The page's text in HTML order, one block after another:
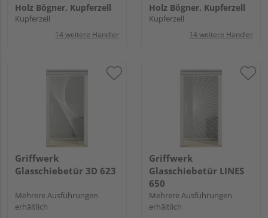
Holz Bögner, Kupferzell
Kupferzell
14 weitere Händler
Holz Bögner, Kupferzell
Kupferzell
14 weitere Händler
Griffwerk
Glasschiebetür 3D 623
Mehrere Ausführungen
erhältlich
Griffwerk
Glasschiebetür LINES
650
Mehrere Ausführungen
erhältlich